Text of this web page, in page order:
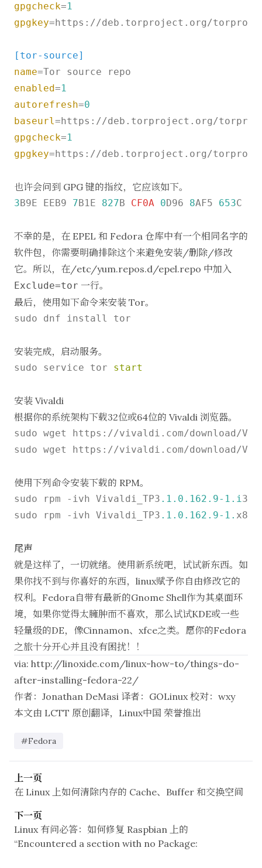
gpgcheck=1
gpgkey=https://deb.torproject.org/
[tor-source]
name
enabled=1
autorefresh=0
baseurl=https://deb.torproject.org/
gpgcheck=1
gpgkey=https://deb.torproject.org/
也许会问到 GPG 键的指纹，它应该如下。
3 B9E EEB9 7 B1E 827 B CF0A 0D96 8AF5 653C
不幸的是，在 EPEL 和 Fedora 仓库中有一个相同名字的
软件包，你需要明确排除这个来避免安装/删除/修改
它。所以，在/etc/yum.repos.d/epel.repo 中加入
Exclude=tor 一行。
最后，使用如下命令来安装 Tor。
sudo dnf install tor
安装完成，启动服务。
sudo service tor start
安装 Vivaldi
根据你的系统架构下载32位或64位的 Vivaldi 浏览器。
sudo wget https://vivaldi.com/download/
sudo wget https://vivaldi.com/download/
使用下列命令安装下载的 RPM。
sudo rpm -ivh Vivaldi_TP3 .1 .0 .162 .9-1.i
sudo rpm -ivh Vivaldi_TP3 .1 .0 .162 .9-1.
尾声
就是这样了，一切就绪。使用新系统吧，试试新东西。如
果你找不到与你喜好的东西，linux赋予你自由修改它的
权利。Fedora自带有最新的Gnome Shell作为其桌面环
境，如果你觉得太臃肿而不喜欢，那么试试KDE或一些
轻量级的DE，像Cinnamon、xfce之类。愿你的Fedora
之旅十分开心并且没有困扰！！
via: http://linoxide.com/linux-how-to/things-do-
after-installing-fedora-22/
作者： Jonathan DeMasi 译者： GOLinux校对： wxy
本文由 LCTT 原创翻译， Linux中国 荣誉推出
#Fedora
上一页
在 Linux 上如何清除内存的 Cache、Buffer 和交换空间
下一页
Linux 有问必答：如何修复 Raspbian 上的
“Encountered a section with no Package: